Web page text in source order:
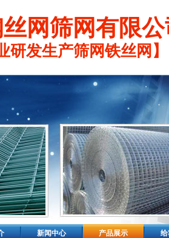
网筛网有限
研发生产筛网铁丝网】
新闻中心 产品展示